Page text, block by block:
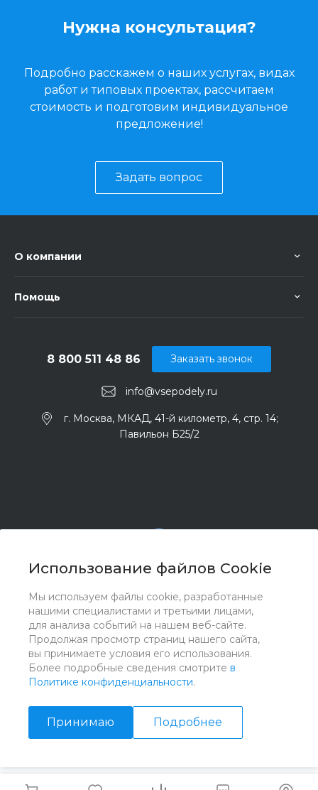
Использование файлов Cookie
Мы используем файлы cookie, разработанные
нашими специалистами и третьими лицами,
для анализа событий на нашем веб-сайте.
Продолжая просмотр страниц нашего сайта,
вы принимаете условия его использования.
Более подробные сведения смотрите в
Политике конфиденциальности.
Принимаю Подробнее
Нужна консультация?
Подробно расскажем о наших услугах, видах
работ и типовых проектах, рассчитаем
стоимость и подготовим индивидуальное
предложение!
Задать вопрос
О компании
Помощь
info@vsepodely.ru
8 800 511 48 86
г. Москва, МКАД, 41-й километр, 4, стр. 14;
Павильон Б25/2
Заказать звонок
© 2017 - 2026 ООО "Комплектстрой 41", Все права
защищены